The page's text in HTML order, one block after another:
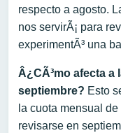
respecto a agosto.
nos servirÃ¡ para
experimentÃ³ una
Â¿CÃ³mo afecta a
septiembre? Esto
la cuota mensual
revisarse en